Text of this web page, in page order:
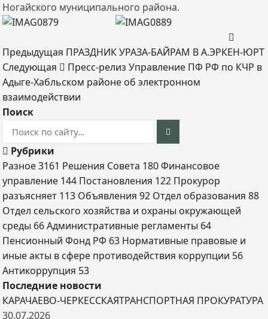
Ногайского муниципального района.
Предыдущая ПРАЗДНИК УРАЗА-БАЙРАМ В А.ЭРКЕН-ЮРТ
Следующая
Пресс-релиз Управление ПФ РФ по КЧР в
Адыге-Хабльском районе об электронном
взаимодействии
Поиск
Рубрики
Разное3161 Решения Совета 180 Финансовое
управление 144 Постановления 122 Прокурор
разъясняет 113 Объявления92 Отдел образования88
Отдел сельского хозяйства и охраны окружающей
среды 66 Административные регламенты 64
Пенсионный Фонд РФ 63 Нормативные правовые и
иные акты в сфере противодействия коррупции 56
Антикоррупция 53
Последние новости
КАРАЧАЕВО-ЧЕРКЕССКАЯТРАНСПОРТНАЯ ПРОКУРАТУРА
30.07.2026